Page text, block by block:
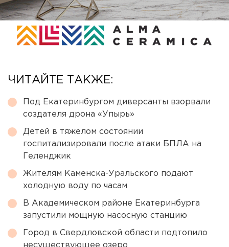
ЧИТАЙТЕ ТАКЖЕ:
Под Екатеринбургом диверсанты взорвали
создателя дрона «Упырь»
Детей в тяжелом состоянии
госпитализировали после атаки БПЛА на
Геленджик
Жителям Каменска-Уральского подают
холодную воду по часам
В Академическом районе Екатеринбурга
запустили мощную насосную станцию
Город в Свердловской области подтопило
несуществующее озеро